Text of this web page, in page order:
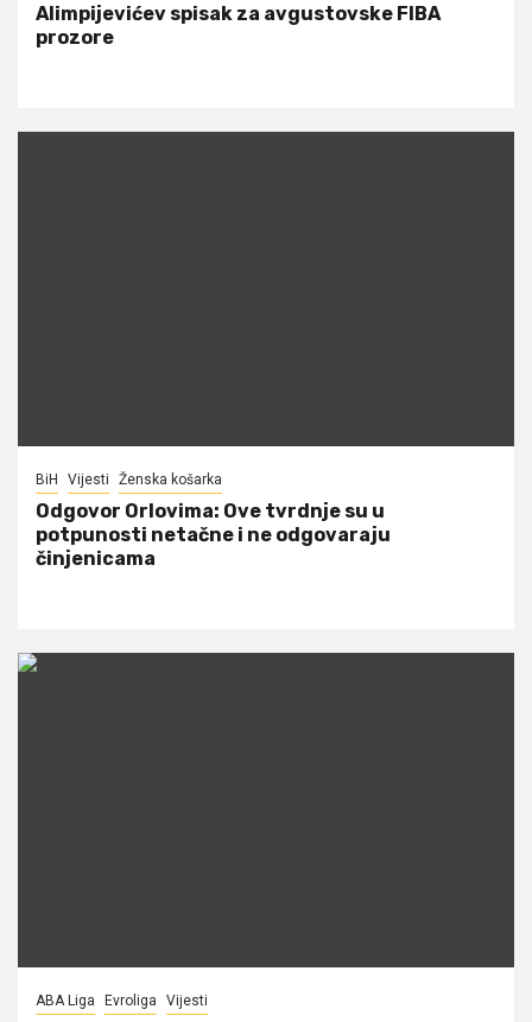
Alimpijevićev spisak za avgustovske FIBA
prozore
BiH Vijesti Ženska košarka
Odgovor Orlovima: ​Ove tvrdnje su u
potpunosti netačne i ne odgovaraju
činjenicama
ABA Liga Evroliga Vijesti